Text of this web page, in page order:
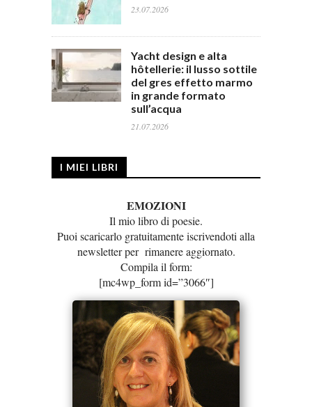
23.07.2026
Yacht design e alta
hôtellerie: il lusso sottile
del gres effetto marmo
in grande formato
sull’acqua
21.07.2026
I MIEI LIBRI
EMOZIONI
Il mio libro di poesie.
Puoi scaricarlo gratuitamente iscrivendoti alla
newsletter per rimanere aggiornato.
Compila il form:
[mc4wp_form id=”3066″]